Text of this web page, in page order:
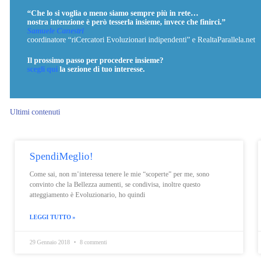
“Che lo si voglia o meno siamo sempre più in rete…
nostra intenzione è però tesserla insieme, invece che finirci.”
Samuele Canestri
coordinatore “riCercatori Evoluzionari indipendenti” e RealtaParallela.net
Il prossimo passo per procedere insieme?
scegli qui la sezione di tuo interesse.
Ultimi contenuti
SpendiMeglio!
Come sai, non m’interessa tenere le mie “scoperte” per me, sono
convinto che la Bellezza aumenti, se condivisa, inoltre questo
atteggiamento è Evoluzionario, ho quindi
LEGGI TUTTO »
29 Gennaio 2018 8 commenti